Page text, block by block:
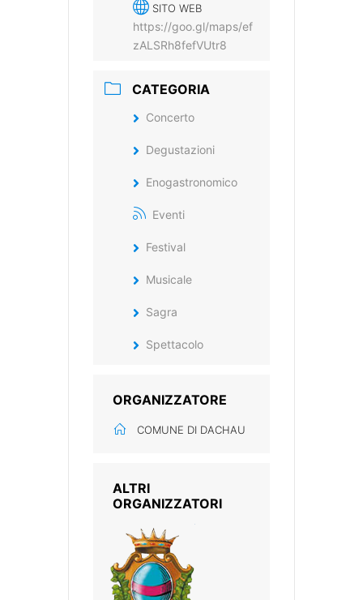
SITO WEB
https://goo.gl/maps/ef
zALSRh8fefVUtr8
CATEGORIA
Concerto
Degustazioni
Enogastronomico
Eventi
Festival
Musicale
Sagra
Spettacolo
ORGANIZZATORE
COMUNE DI DACHAU
ALTRI
ORGANIZZATORI